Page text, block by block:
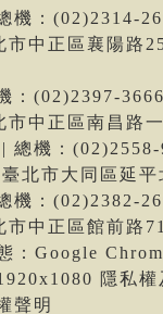
機：(02)2314-
市中正區襄陽路
：(02)2397-3666
市中正區南昌路
總機：
北市大同區延平
機：(02)2382-
市中正區館前路
：Google
隱私權
聲明